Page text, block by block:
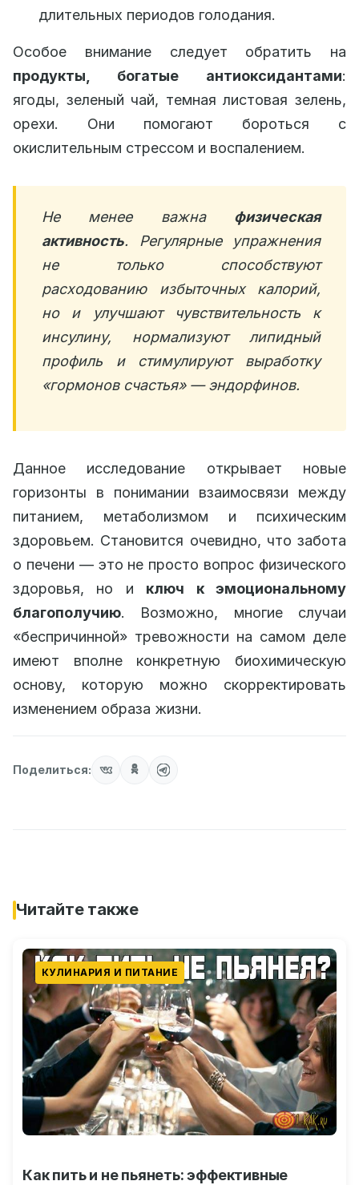
длительных периодов голодания.
Особое внимание следует обратить на
продукты, богатые антиоксидантами:
ягоды, зеленый чай, темная листовая зелень,
орехи. Они помогают бороться с
окислительным стрессом и воспалением.
Не менее важна физическая
активность. Регулярные упражнения
не только способствуют
расходованию избыточных калорий,
но и улучшают чувствительность к
инсулину, нормализуют липидный
профиль и стимулируют выработку
«гормонов счастья» — эндорфинов.
Данное исследование открывает новые
горизонты в понимании взаимосвязи между
питанием, метаболизмом и психическим
здоровьем. Становится очевидно, что забота
о печени — это не просто вопрос физического
здоровья, но и ключ к эмоциональному
благополучию. Возможно, многие случаи
«беспричинной» тревожности на самом деле
имеют вполне конкретную биохимическую
основу, которую можно скорректировать
изменением образа жизни.
Поделиться:
Читайте также
КУЛИНАРИЯ И ПИТАНИЕ
Как пить и не пьянеть: эффективные